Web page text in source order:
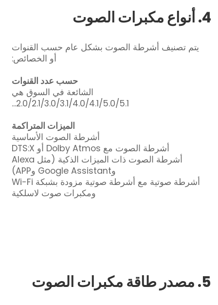
4. أنواع مكبرات الصوت
يتم تصنيف أشرطة الصوت بشكل عام حسب القنوات
أو الخصائص:
حسب عدد القنوات
الشائعة في السوق هي
2.0/2.1/3.0/3.1/4.0/4.1/5.0/5.1...
الميزات المتراكمة
أشرطة الصوت الأساسية
أشرطة الصوت مع Dolby Atmos أو DTS:X
أشرطة الصوت ذات الميزات الذكية (مثل Alexa
وGoogle Assistant وAPP)
أشرطة صوتية مع أشرطة صوتية مزودة بشبكة Wi-Fi
ومكبرات صوت لاسلكية
5. مصدر طاقة مكبرات الصوت